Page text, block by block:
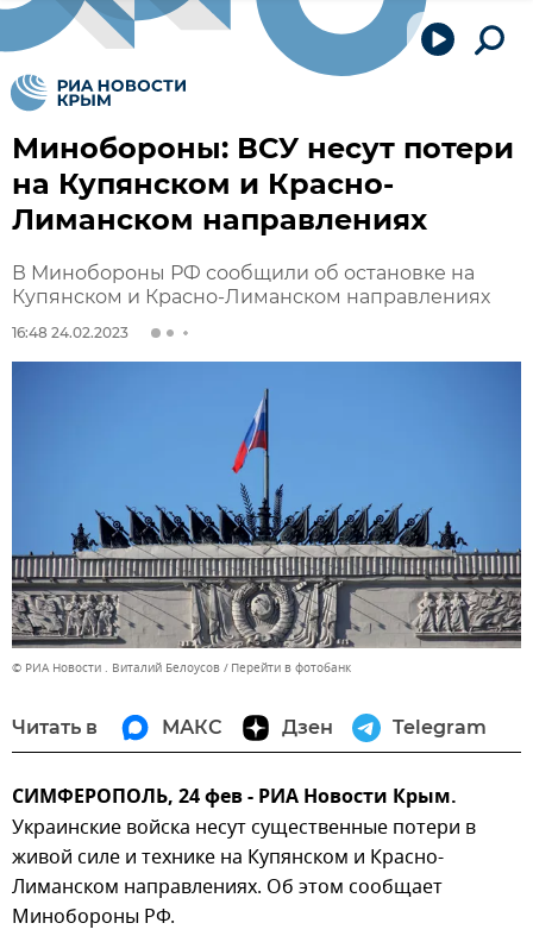
Минобороны: ВСУ несут потери
на Купянском и Красно-
Лиманском направлениях
В Минобороны РФ сообщили об остановке на
Купянском и Красно-Лиманском направлениях
16:48 24.02.2023
© РИА Новости . Виталий Белоусов Перейти в фотобанк
Читать в МАКС Дзен Telegram
СИМФЕРОПОЛЬ, 24 фев - РИА Новости Крым.
Украинские войска несут существенные потери в
живой силе и технике на Купянском и Красно-
Лиманском направлениях. Об этом сообщает
Минобороны РФ.